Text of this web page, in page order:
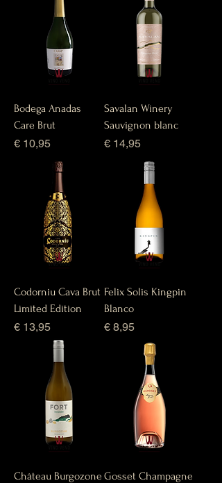
Bodega Anadas
Care Brut
Prijs
€ 10,95
Savalan Winery
Sauvignon blanc
Prijs
€ 14,95
Codorniu Cava Brut
Limited Edition
Prijs
€ 13,95
Felix Solis Kingpin
Blanco
Prijs
€ 8,95
Château Burgozone Gosset Champagne